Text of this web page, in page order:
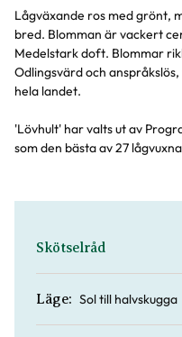
Lågväxande ros med grönt,
bred. Blomman är vackert
Medelstark doft. Blommar
Odlingsvärd och
hela landet.
'Lövhult' har valts ut av
som den bästa av 27
Skötselråd
Läge: Sol till halvskugga